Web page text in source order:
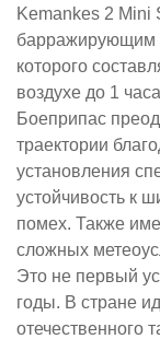
Kemankes 2 Mini
барражирующим
которого
воздухе до 1
Боеприпас
траектории
установления
устойчивость к
помех. Также
сложных
Это не первый
годы. В стране
отечественного